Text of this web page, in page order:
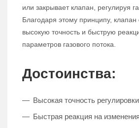
или закрывает клапан, регулируя
Благодаря этому принципу, клапан
высокую точность и быструю
параметров газового потока.
Достоинства:
Высокая точность
Быстрая реакция на